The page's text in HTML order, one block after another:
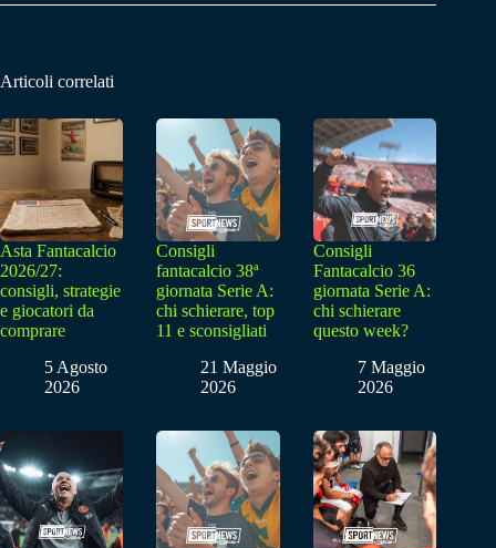
Articoli correlati
Asta Fantacalcio
2026/27:
consigli, strategie
e giocatori da
comprare
5 Agosto
2026
Consigli
fantacalcio 38ª
giornata Serie A:
chi schierare, top
11 e sconsigliati
21 Maggio
2026
Consigli
Fantacalcio 36
giornata Serie A:
chi schierare
questo week?
7 Maggio
2026